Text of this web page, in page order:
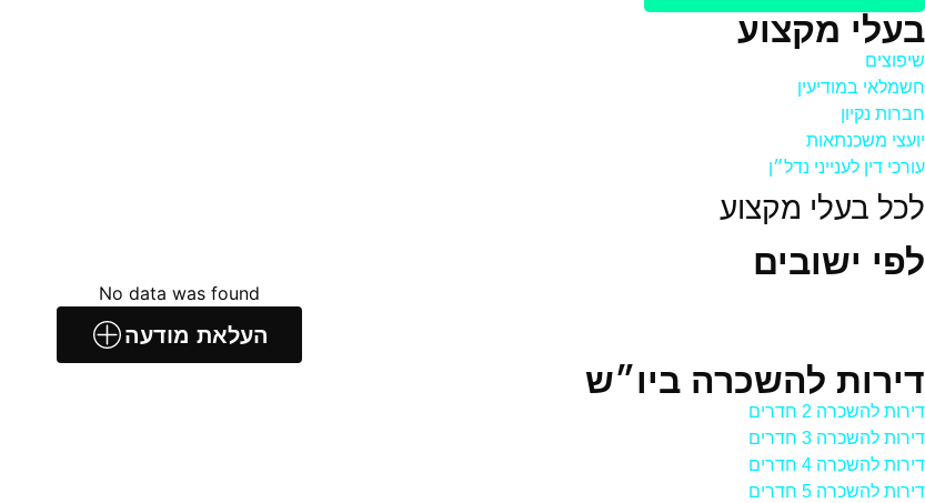
בעלי מקצוע
שיפוצים
חשמלאי במודיעין
חברות נקיון
יועצי משכנתאות
עורכי דין לענייני נדל״ן
לכל בעלי מקצוע
לפי ישובים
No data was found
העלאת מודעה
דירות להשכרה ביו״ש
דירות להשכרה 2 חדרים
דירות להשכרה 3 חדרים
דירות להשכרה 4 חדרים
דירות להשכרה 5 חדרים